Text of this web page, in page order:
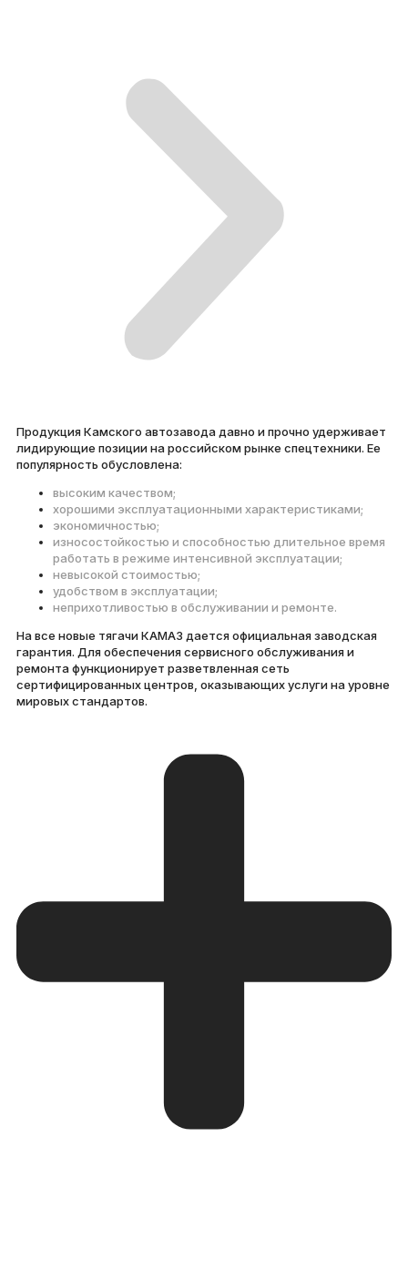
Продукция Камского автозавода давно и прочно удерживает
лидирующие позиции на российском рынке спецтехники. Ее
популярность обусловлена:
высоким качеством;
хорошими эксплуатационными характеристиками;
экономичностью;
износостойкостью и способностью длительное время
работать в режиме интенсивной эксплуатации;
невысокой стоимостью;
удобством в эксплуатации;
неприхотливостью в обслуживании и ремонте.
На все новые тягачи КАМАЗ дается официальная заводская
гарантия. Для обеспечения сервисного обслуживания и
ремонта функционирует разветвленная сеть
сертифицированных центров, оказывающих услуги на уровне
мировых стандартов.